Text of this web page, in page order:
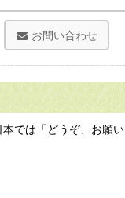
お問い合わせ
では「どうぞ、お